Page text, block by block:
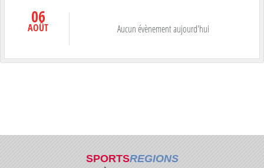
06
AOÛT Aucun évènement aujourd'hui
SPORTSREGIONS